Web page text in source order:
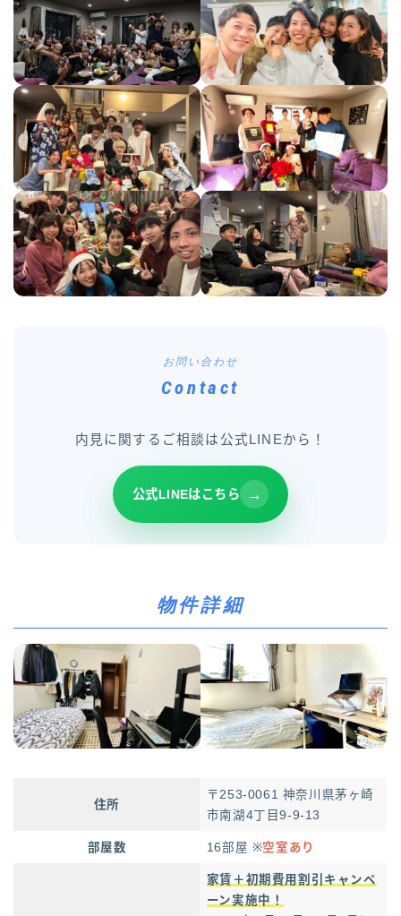
お問い合わせ
Contact
内見に関するご相談は公式LINEから！
公式LINEはこちら
物件詳細
住所
〒253-0061 神奈川県茅ヶ崎
市南湖4丁目9-9-13
部屋数 16部屋 ※空室あり
家賃＋初期費用割引キャンペ
ーン実施中！